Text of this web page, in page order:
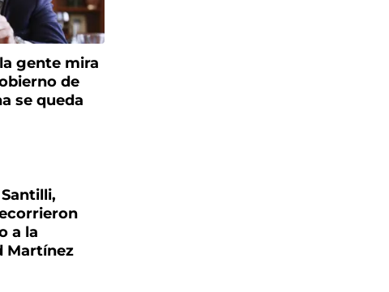
gente mira
de
se queda
a la
Martínez